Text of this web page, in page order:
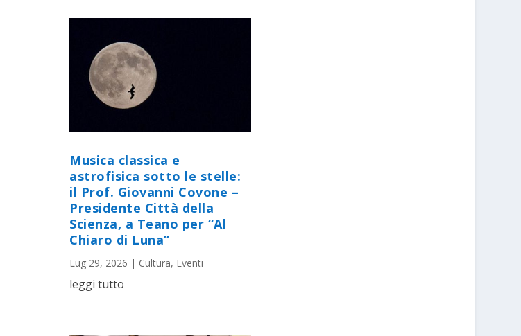
Musica classica e
astrofisica sotto le stelle:
il Prof. Giovanni Covone –
Presidente Città della
Scienza, a Teano per “Al
Chiaro di Luna”
Lug 29, 2026 | Cultura, Eventi
leggi tutto